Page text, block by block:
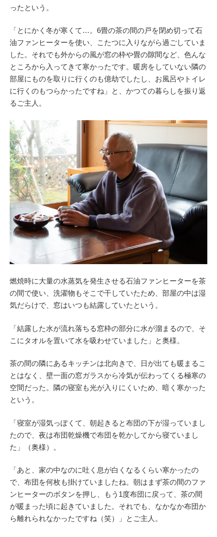
ったという。
「とにかく冬が寒くて…。6畳の茶の間の戸を閉め切って石
油ファンヒーターを使い、こたつに入りながら過ごしていま
した。それでも外からの風が窓の枠や畳の隙間など、色んな
ところから入ってきて寒かったです。暖房をしていない隣の
部屋にものを取りに行くのも億劫でしたし、お風呂やトイレ
に行くのもつらかったですね」と、かつての暮らしを振り返
るご主人。
燃焼時に大量の水蒸気を発生させる石油ファンヒーターを茶
の間で使い、洗濯物もそこで干していたため、部屋の中は湿
気だらけで、窓はいつも結露していたという。
「結露した水が流れ落ちる窓枠の部分に水が溜まるので、そ
こにタオルを置いて水を吸わせていました」と奥様。
茶の間の隣にあるキッチンは北向きで、日が出ても暖まるこ
とはなく、壁一面の窓ガラスから冷気が伝わってくる極寒の
空間だった。隣の寝室も光が入りにくいため、暗く寒かった
という。
「寝室が湿気っぽくて、朝起きると布団の下が湿っていまし
たので、夜は布団乾燥機で布団を乾かしてから寝ていまし
た」（奥様）。
「あと、家の中なのに吐く息が白くなるくらい寒かったの
で、布団を何枚も掛けていましたね。朝はまず茶の間のファ
ンヒーターのボタンを押し、もう1度布団に戻って、茶の間
が暖まった頃に起きていました。それでも、なかなか布団か
ら離れられなかったですね（笑）」とご主人。